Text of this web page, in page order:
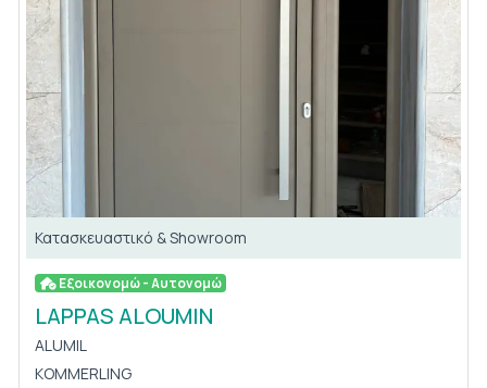
Κατασκευαστικό & Showroom
Εξοικονομώ - Αυτονομώ
LAPPAS ALOUMIN
ALUMIL
KOMMERLING